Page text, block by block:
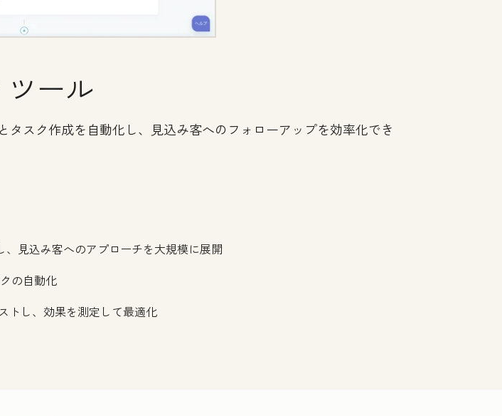
ール
スク作成を自動化し、見込み客へのフォローアップを効率化でき
見込み客へのアプローチを大規模に展開
の自動化
トし、効果を測定して最適化